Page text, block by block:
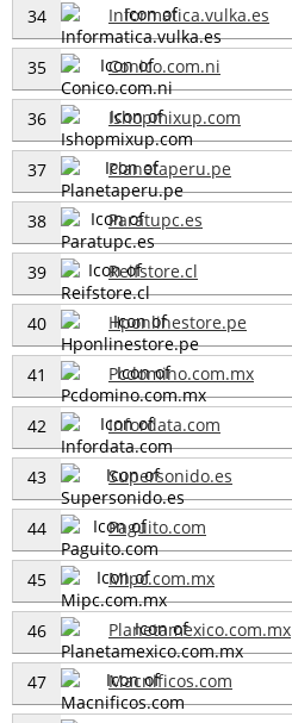
34 Informatica.vulka.es
35 Conico.com.ni
36 Ishopmixup.com
37 Planetaperu.pe
38 Paratupc.es
39 Reifstore.cl
40 Hponlinestore.pe
41 Pcdomino.com.mx
42 Infordata.com
43 Supersonido.es
44 Paguito.com
45 Mipc.com.mx
46 Planetamexico.com.mx
47 Macnificos.com